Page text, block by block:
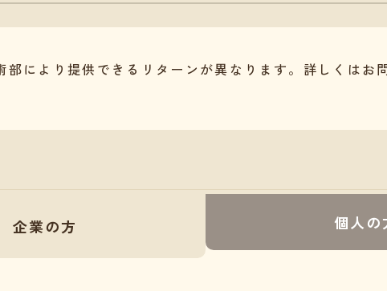
部により提供できるリターンが異なります。詳しくはお
企業の方 個人の